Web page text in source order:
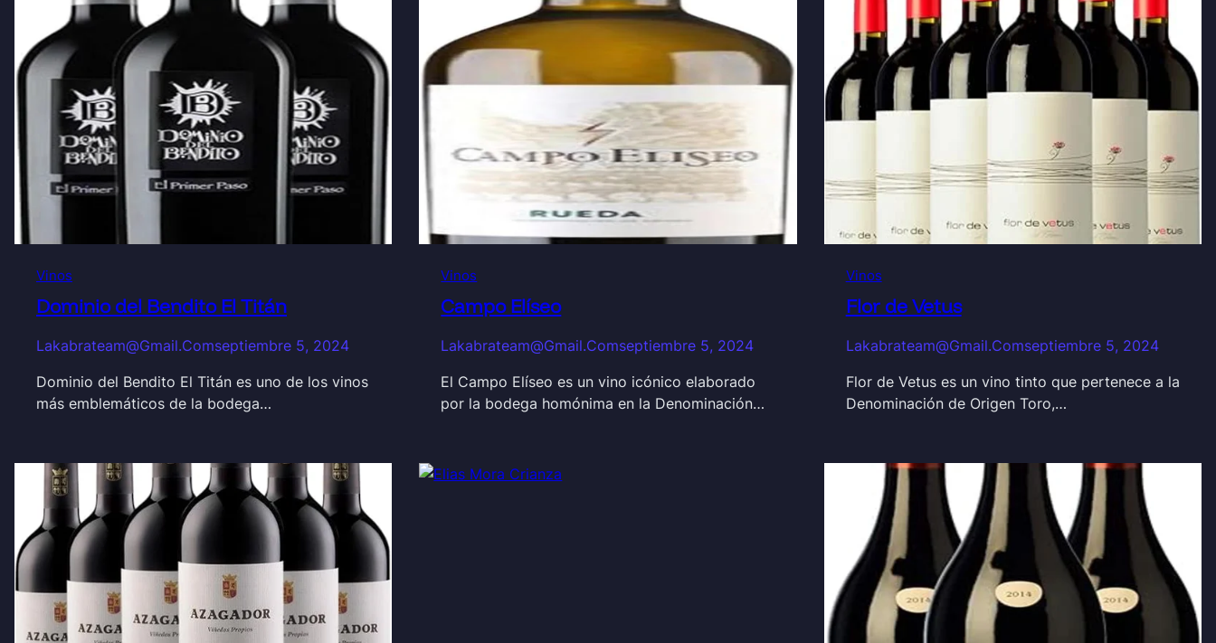
Vinos
Dominio del Bendito El Titán
Lakabrateam@gmail.comseptiembre 5, 2024
Dominio del Bendito El Titán es uno de los vinos
más emblemáticos de la bodega…
Vinos
Campo Elíseo
Lakabrateam@gmail.comseptiembre 5, 2024
El Campo Elíseo es un vino icónico elaborado
por la bodega homónima en la Denominación…
Vinos
Flor de Vetus
Lakabrateam@gmail.comseptiembre 5, 2024
Flor de Vetus es un vino tinto que pertenece a la
Denominación de Origen Toro,…